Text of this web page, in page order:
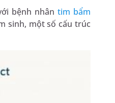
bệnh nhân tim bẩm
sinh, một số cấu trúc